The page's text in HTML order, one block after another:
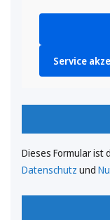
Service
Dieses Formular ist
Datenschutz und